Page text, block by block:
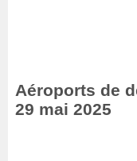
Aéroports de
29 mai 2025